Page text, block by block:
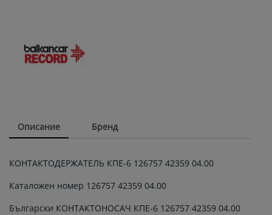
Описание Бренд
КОНТАКТОДЕРЖАТЕЛЬ КПЕ-6 126757 42359 04.00
Каталожен номер 126757 42359 04.00
Български КОНТАКТОНОСАЧ КПЕ-6 126757 42359 04.00